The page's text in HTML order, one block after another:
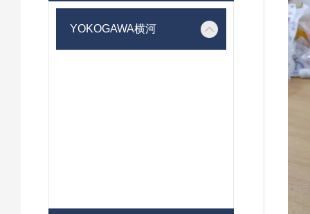
YOKOGAWA横河